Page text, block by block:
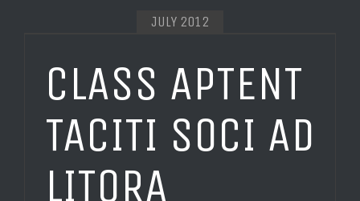
JULY 2012
CLASS APTENT
TACITI SOCI AD
LITORA